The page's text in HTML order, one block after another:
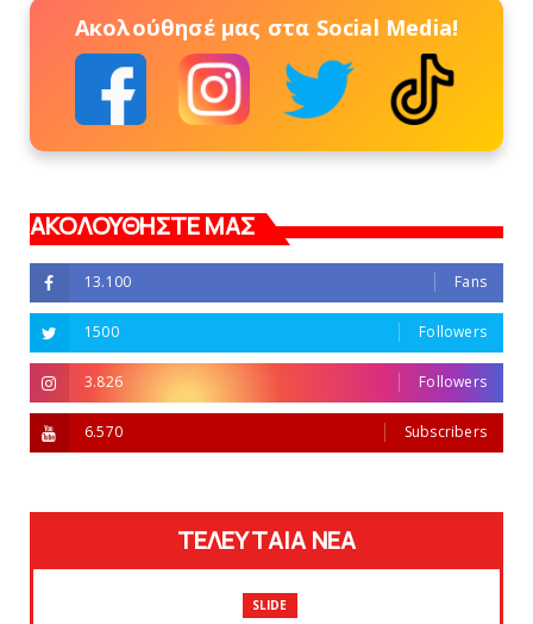
Ακολούθησέ μας στα Social Media!
ΑΚΟΛΟΥΘΗΣΤΕ ΜΑΣ
13.100 Fans
1500 Followers
3.826 Followers
6.570 Subscribers
ΤΕΛΕΥΤΑΙΑ ΝΕΑ
SLIDE